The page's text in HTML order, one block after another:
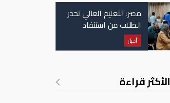
مصر: التعليم العالي تحذر
الطلاب من استنفاد
الرغبات قبل غلق
التسجيل
أخبار
الأكثر قراءة